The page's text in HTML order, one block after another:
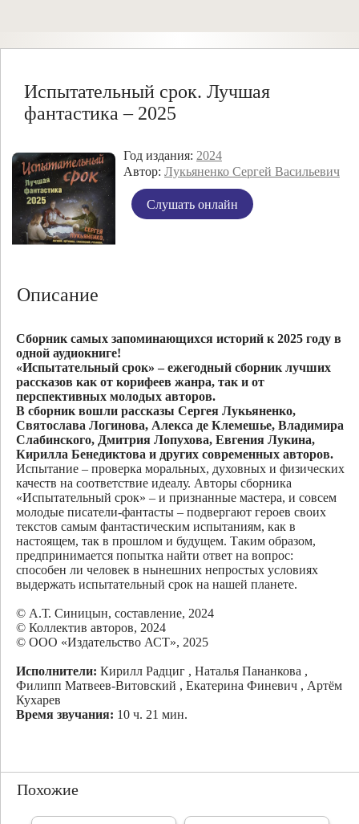
Испытательный срок. Лучшая
фантастика – 2025
Год издания: 2024
Автор: Лукьяненко Сергей Васильевич
Слушать онлайн
Описание
Сборник самых запоминающихся историй к 2025 году в
одной аудиокниге!
«Испытательный срок» – ежегодный сборник лучших
рассказов как от корифеев жанра, так и от
перспективных молодых авторов.
В сборник вошли рассказы Сергея Лукьяненко,
Святослава Логинова, Алекса де Клемешье, Владимира
Слабинского, Дмитрия Лопухова, Евгения Лукина,
Кирилла Бенедиктова и других современных авторов.
Испытание – проверка моральных, духовных и физических
качеств на соответствие идеалу. Авторы сборника
«Испытательный срок» – и признанные мастера, и совсем
молодые писатели-фантасты – подвергают героев своих
текстов самым фантастическим испытаниям, как в
настоящем, так в прошлом и будущем. Таким образом,
предпринимается попытка найти ответ на вопрос:
способен ли человек в нынешних непростых условиях
выдержать испытательный срок на нашей планете.
© А.Т. Синицын, составление, 2024
© Коллектив авторов, 2024
© ООО «Издательство АСТ», 2025
Исполнители: Кирилл Радциг , Наталья Пананкова ,
Филипп Матвеев-Витовский , Екатерина Финевич , Артём
Кухарев
Время звучания: 10 ч. 21 мин.
Похожие